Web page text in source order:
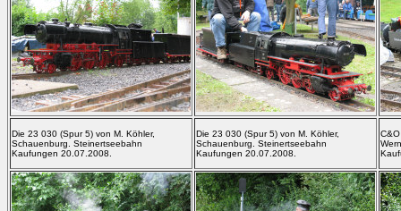
Die 23 030 (Spur 5) von M. Köhler,
Schauenburg. Steinertseebahn
Kaufungen 20.07.2008.
Die 23 030 (Spur 5) von M. Köhler,
Schauenburg. Steinertseebahn
Kaufungen 20.07.2008.